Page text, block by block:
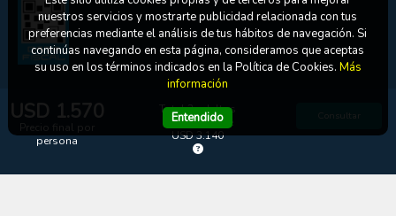
USD 1.570
Precio final por
persona
Total 2 adultos
en Hab. Doble
USD 3.140
Consultar
Boton de arrepentimiento
Podés cancelar tus compras realizadas de forma online o telefonica
nuestros servicios y mostrarte publicidad relacionada con tus
preferencias mediante el análisis de tus hábitos de navegación. Si
continúas navegando en esta página, consideramos que aceptas
su uso en los términos indicados en la Política de Cookies. Más
información
Entendido